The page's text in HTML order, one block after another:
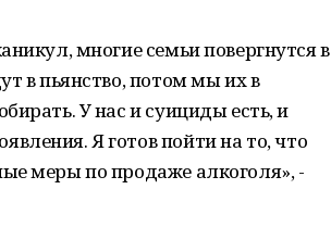
многие семьи повергнутся в
в пьянство, потом мы их в
У нас и суициды есть, и
Я готов пойти на то, что
меры по продаже алкоголя», -